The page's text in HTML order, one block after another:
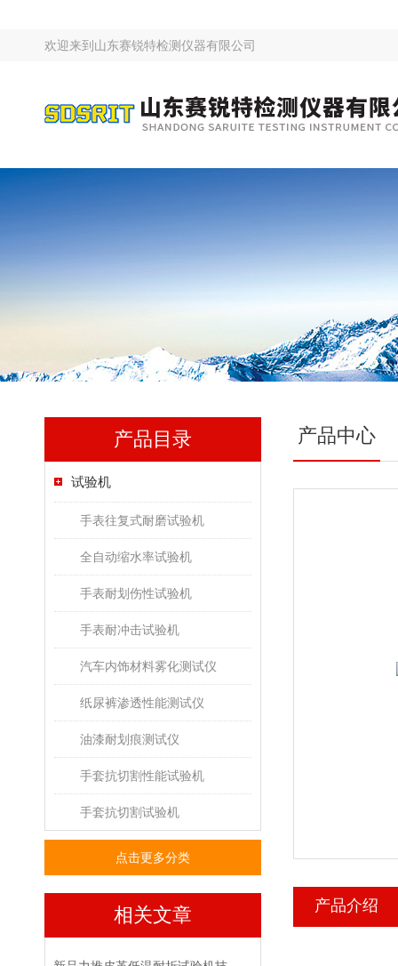
欢迎来到 山东赛锐特检测仪器有限公司
产品目录
试验机
手表往复式耐磨试验机
全自动缩水率试验机
手表耐划伤性试验机
手表耐冲击试验机
汽车内饰材料雾化测试仪
纸尿裤渗透性能测试仪
油漆耐划痕测试仪
手套抗切割性能试验机
手套抗切割试验机
点击更多分类
相关文章
产品中心
产品介绍